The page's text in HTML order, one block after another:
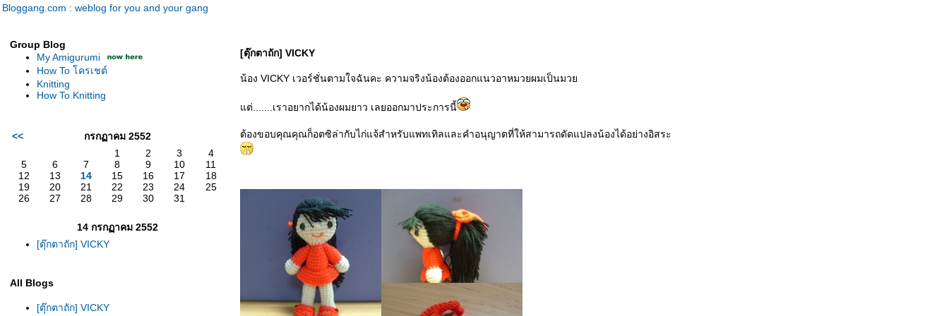
Bloggang.com : weblog for you and your gang
Group Blog
My Amigurumi
How To โครเชต์
Knitting
How To Knitting
<<
กรกฏาคม 2552
1
2 3
4
5
6 7 8 9 10
11
12
13 14 15 16 17
18
19
20 21 22 23 24
25
26
27 28 29 30 31
14 กรกฏาคม 2552
[ตุ๊กตาถัก] VICKY
All Blogs
[ตุ๊กตาถัก] VICKY
[ตุ๊กตาถัก] VICKY
น้อง VICKY เวอร์ชั่นตามใจฉันคะ ความจริงน้องต้องออกแนวอาหมวยผมเป็นมว
ต่.......เราอยากได้น้องผมยาว เลยออกมาประการนี้
ต้องขอบคุณคุณก็อตซิล่ากับไก่แจ้สำหรับแพทเทิลและคำอนุญาตที่ให้สามารถดัดแปลงน้องได้อย่างอิสระ